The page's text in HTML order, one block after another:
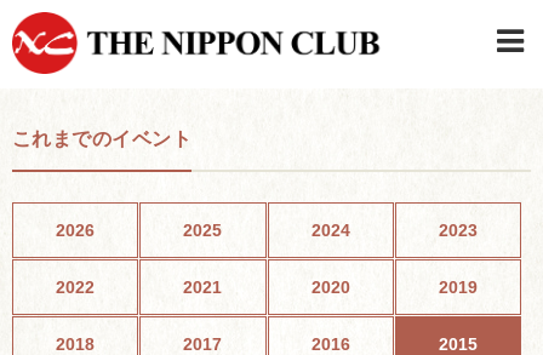
これまでのイベント
2026 2025 2024 2023
2022 2021 2020 2019
2018 2017 2016 2015
JAPANESE
日本クラブメンバーログイン
連絡先・駐車場